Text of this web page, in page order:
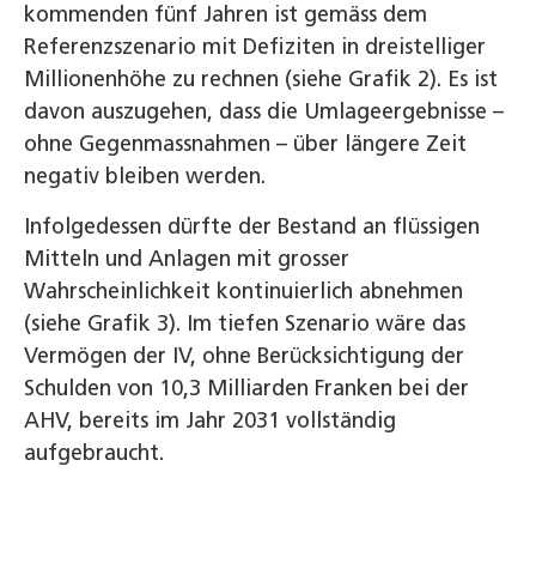
kommenden fünf Jahren ist gemäss dem
Referenzszenario mit Defiziten in dreistelliger
Millionenhöhe zu rechnen (siehe Grafik 2). Es ist
davon auszugehen, dass die Umlageergebnisse –
ohne Gegenmassnahmen – über längere Zeit
negativ bleiben werden.
Infolgedessen dürfte der Bestand an flüssigen
Mitteln und Anlagen mit grosser
Wahrscheinlichkeit kontinuierlich abnehmen
(siehe Grafik 3). Im tiefen Szenario wäre das
Vermögen der IV, ohne Berücksichtigung der
Schulden von 10,3 Milliarden Franken bei der
AHV, bereits im Jahr 2031 vollständig
aufgebraucht.